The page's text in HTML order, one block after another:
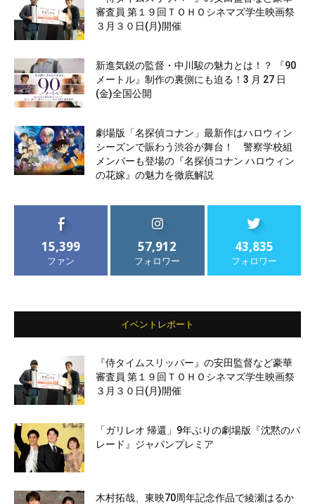
審査員 第１９回ＴＯＨＯシネマズ学生映画祭
３月３０日(月)開催
新進気鋭の監督・中川駿の魅力とは！？ 『90
メートル』制作の裏側にも迫る！3 月 27 日
(金)全国公開
劇場版「名探偵コナン」最新作はハロウィン
シーズンで賑わう渋谷が舞台！ 警察学校組
メンバーも登場の『名探偵コナン ハロウィン
の花嫁』の魅力を徹底解説
15,399
ファン
57,912
フォロワー
43,835
フォロワー
イベントレポート
『侍タイムスリッパー』の安田監督など豪華
審査員 第１９回ＴＯＨＯシネマズ学生映画祭
３月３０日(月)開催
「ガリレオ 帰還」9年ぶりの劇場版『沈黙のパ
レード』ジャパンプレミア
木村拓哉、東映70周年記念作品で綾瀬はるか